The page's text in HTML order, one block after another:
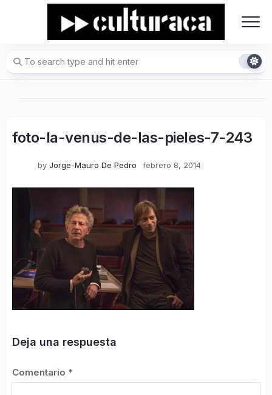
foto-la-venus-de-las-pieles-7-243
by Jorge-Mauro De Pedro febrero 8, 2014
Deja una respuesta
Comentario *